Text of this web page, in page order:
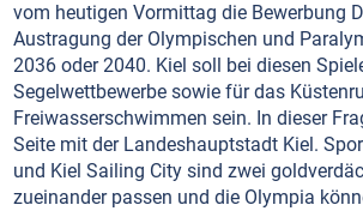
vom heutigen Vormittag die Bewerbung
Austragung der Olympischen und
2036 oder 2040. Kiel soll bei diesen
Segelwettbewerbe sowie für das
Freiwasserschwimmen sein. In dieser
Seite mit der Landeshauptstadt Kiel.
und Kiel Sailing City sind zwei
zueinander passen und die Olympia